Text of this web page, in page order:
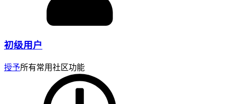
初级用户
授予所有常用社区功能